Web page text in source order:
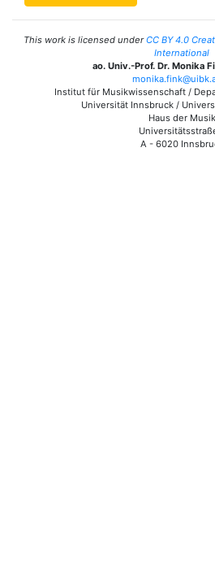
This work is licensed underCC BY 4.0
International
ao. Univ.-Prof. Dr. Monika
Institut für Musikwissenschaft /
Universität Innsbruck /
Haus der Musik
A - 6020